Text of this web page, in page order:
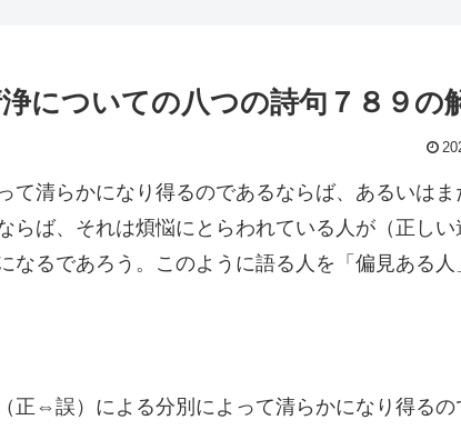
についての八つの詩句７８９の
清らかになり得るのであるならば、あるいはま
らば、それは煩悩にとらわれている人が（正し
なるであろう。このように語る人を「偏見ある人
正⇔誤）による分別によって清らかになり得るの